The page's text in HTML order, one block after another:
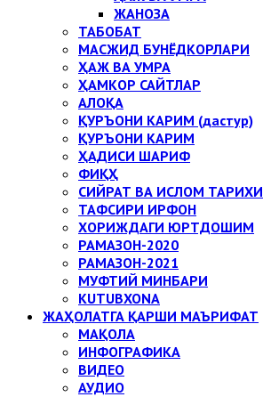
ЖАНОЗА
ТАБОБАТ
МАСЖИД БУНЁДКОРЛАРИ
ҲАЖ ВА УМРА
ҲАМКОР САЙТЛАР
АЛОҚА
ҚУРЪОНИ КАРИМ (дастур)
ҚУРЪОНИ КАРИМ
ҲАДИСИ ШАРИФ
ФИҚҲ
СИЙРАТ ВА ИСЛОМ ТАРИХИ
ТАФСИРИ ИРФОН
ХОРИЖДАГИ ЮРТДОШИМ
РАМАЗОН-2020
РАМАЗОН-2021
МУФТИЙ МИНБАРИ
KUTUBXONA
ЖАҲОЛАТГА ҚАРШИ МАЪРИФАТ
МАҚОЛА
ИНФОГРАФИКА
ВИДЕО
АУДИО